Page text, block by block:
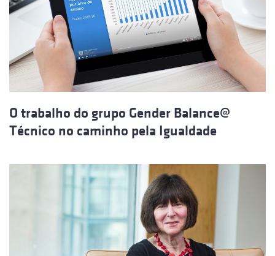
O trabalho do grupo Gender Balance@
Técnico no caminho pela Igualdade